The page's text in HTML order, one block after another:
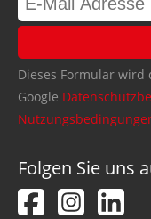
Dieses Formular wird
Google
Folgen Sie uns